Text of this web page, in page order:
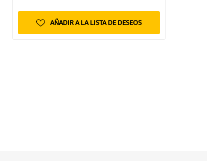
AÑADIR A LA LISTA DE DESEOS